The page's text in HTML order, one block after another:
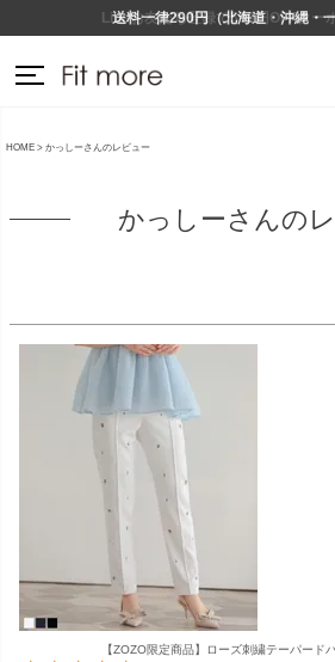
Lineお友だち登録で500円OFFクー
送料一律290円（北海道・沖縄・
HOME かっしーさんのレビュー
かっしーさんの
【ZOZO限定商品】ローズ刺繍テーパード